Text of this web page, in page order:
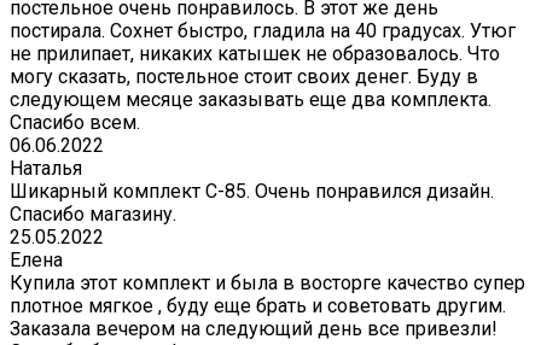
постельное очень понравилось. В этот же день
постирала. Сохнет быстро, гладила на 40 градусах. Утюг
не прилипает, никаких катышек не образовалось. Что
могу сказать, постельное стоит своих денег. Буду в
следующем месяце заказывать еще два комплекта.
Спасибо всем.
06.06.2022
Наталья
Шикарный комплект C-85. Очень понравился дизайн.
Спасибо магазину.
25.05.2022
Елена
Купила этот комплект и была в восторге качество супер
плотное мягкое , буду еще брать и советовать другим.
Заказала вечером на следующий день все привезли!